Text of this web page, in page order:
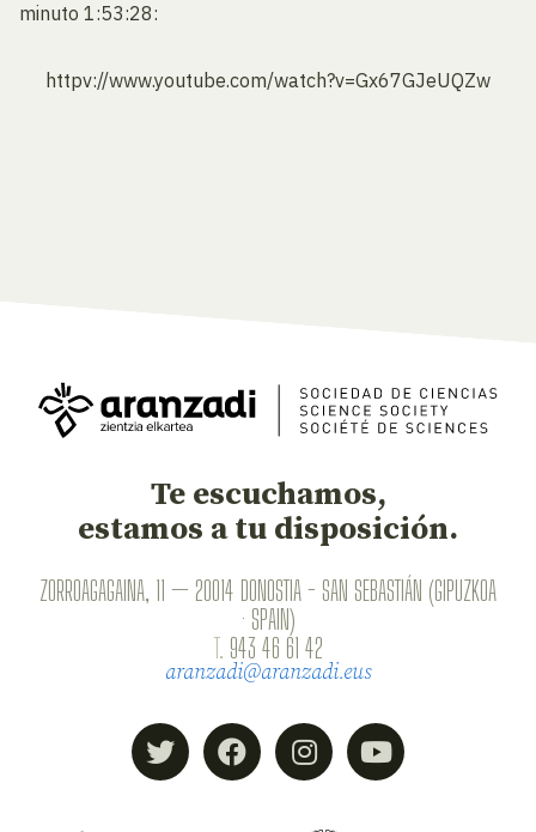
minuto 1:53:28:
httpv://www.youtube.com/watch?v=Gx67GJeUQZw
Te escuchamos,
estamos a tu disposición.
ZORROAGAGAINA, 11 — 20014 DONOSTIA - SAN SEBASTIÁN (GIPUZKOA
· SPAIN)
T. 943 46 61 42
aranzadi@aranzadi.eus